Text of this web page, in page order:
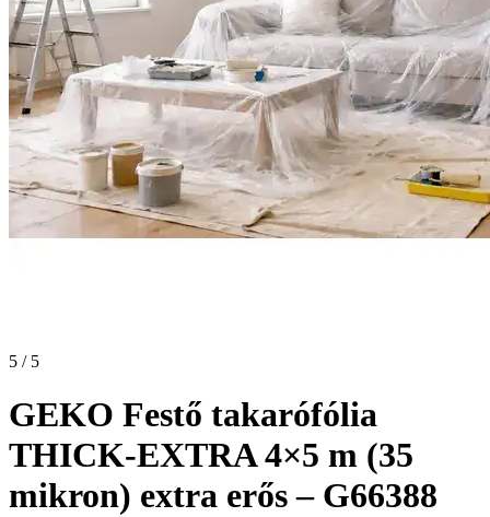
5 / 5
GEKO Festő takarófólia
THICK-EXTRA 4×5 m (35
mikron) extra erős – G66388